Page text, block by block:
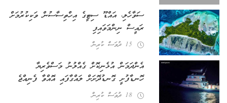
ސަވާހެލި، އައްޑޫ ސިޓީގެ އިހްތިސާސުން ވަކިކުރުމަށް
ރައީސް ނިންމަވައިފި
15 ދުވަސް ކުރިން
އެންދަމަން އުޅެނިކޮށް ގެއްލުނު މަސްވެރިޔާ
ހޮނޑާފުށީ ގޮނޑުދޮށަށް ލައްގާފައި އޮއްވާ ފެނިއްޖެ
18 ދުވަސް ކުރިން